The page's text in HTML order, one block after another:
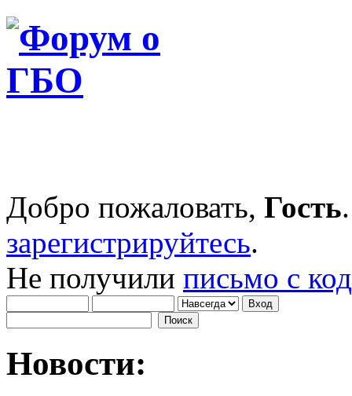
Добро пожаловать, Гость
зарегистрируйтесь.
Не получили письмо с
Новости: